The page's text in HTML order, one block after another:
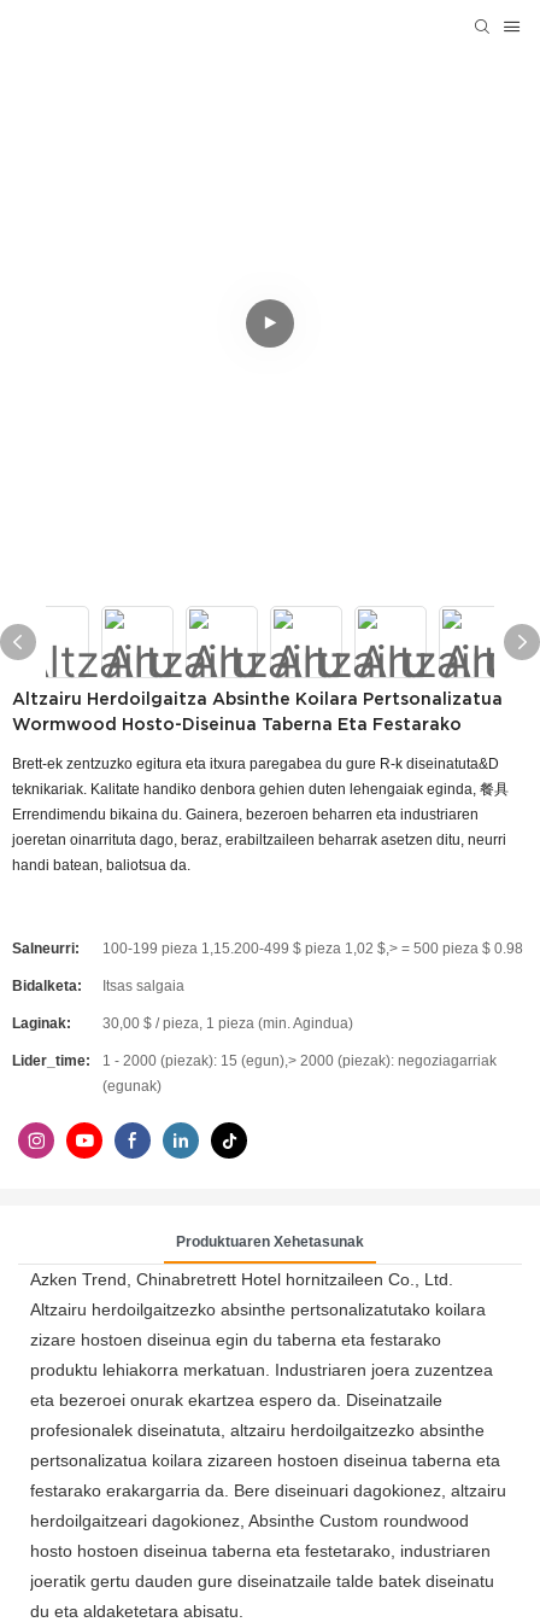
Altzairu Herdoilgaitza Absinthe Koilara Pertsonalizatua
Wormwood Hosto-Diseinua Taberna Eta Festarako
Brett-ek zentzuzko egitura eta itxura paregabea du gure R-k diseinatuta&D
teknikariak. Kalitate handiko denbora gehien duten lehengaiak eginda, 餐具
Errendimendu bikaina du. Gainera, bezeroen beharren eta industriaren
joeretan oinarrituta dago, beraz, erabiltzaileen beharrak asetzen ditu, neurri
handi batean, baliotsua da.
Salneurri: 100-199 pieza 1,15.200-499 $ pieza 1,02 $,> = 500 pieza $ 0.98
Bidalketa: Itsas salgaia
Laginak: 30,00 $ / pieza, 1 pieza (min. Agindua)
Lider_time:
1 - 2000 (piezak): 15 (egun),> 2000 (piezak): negoziagarriak
(egunak)
Produktuaren Xehetasunak
Azken Trend, Chinabretrett Hotel hornitzaileen Co., Ltd.
Altzairu herdoilgaitzezko absinthe pertsonalizatutako koilara
zizare hostoen diseinua egin du taberna eta festarako
produktu lehiakorra merkatuan. Industriaren joera zuzentzea
eta bezeroei onurak ekartzea espero da. Diseinatzaile
profesionalek diseinatuta, altzairu herdoilgaitzezko absinthe
pertsonalizatua koilara zizareen hostoen diseinua taberna eta
festarako erakargarria da. Bere diseinuari dagokionez, altzairu
herdoilgaitzeari dagokionez, Absinthe Custom roundwood
hosto hostoen diseinua taberna eta festetarako, industriaren
joeratik gertu dauden gure diseinatzaile talde batek diseinatu
du eta aldaketetara abisatu.